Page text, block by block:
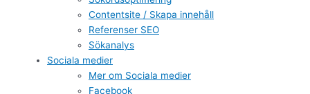
Contentsite / Skapa innehåll
Referenser SEO
Sökanalys
Sociala medier
Mer om Sociala medier
Facebook